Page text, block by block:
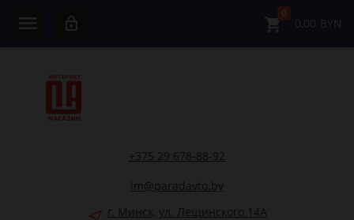
0
0,00 BYN
+375 29 678-88-92
im@paradavto.by
г. Минск, ул. Лещинского 14А